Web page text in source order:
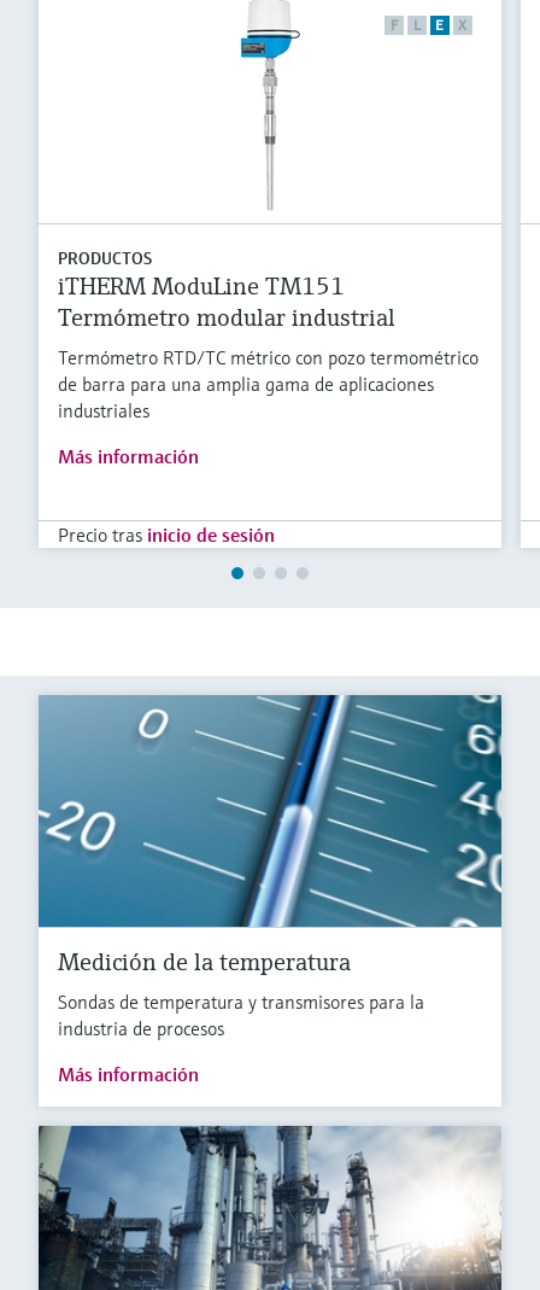
F L E X
PRODUCTOS
iTHERM ModuLine TM151
Termómetro modular industrial
Termómetro RTD/TC métrico con pozo termométrico
de barra para una amplia gama de aplicaciones
industriales
Más información
Precio tras inicio de sesión
Medición de la temperatura
Sondas de temperatura y transmisores para la
industria de procesos
Más información